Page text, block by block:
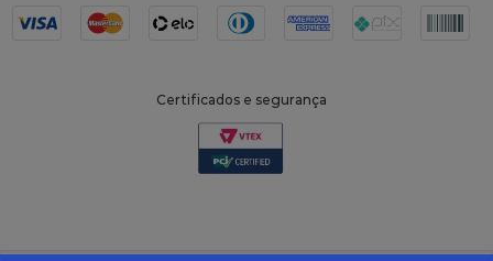
Certificados e segurança